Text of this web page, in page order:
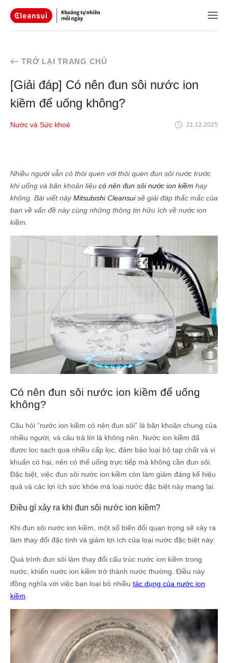
TRỞ LẠI TRANG CHỦ
[Giải đáp] Có nên đun sôi nước ion
kiềm để uống không?
Nước và Sức khoẻ 21.12.2025
Nhiều người vẫn có thói quen với thói quen đun sôi nước trước
khi uống và băn khoăn liệu có nên đun sôi nước ion kiềm hay
không. Bài viết nàyMitsubishi Cleansuisẽ giải đáp thắc mắc của
bạn về vấn đề này cùng những thông tin hữu ích về nước ion
kiềm.
Có nên đun sôi nước ion kiềm để uống
không?
Câu hỏi “nước ion kiềm có nên đun sôi” là băn khoăn chung của
nhiều người, và câu trả lời là không nên. Nước ion kiềm đã
được lọc sạch qua nhiều cấp lọc, đảm bảo loại bỏ tạp chất và vi
khuẩn có hại, nên có thể uống trực tiếp mà không cần đun sôi.
Đặc biệt, việc đun sôi nước ion kiềm còn làm giảm đáng kể hiệu
quả và các lợi ích sức khỏe mà loại nước đặc biệt này mang lại.
Điều gì xảy ra khi đun sôi nước ion kiềm?
Khi đun sôi nước ion kiềm, một số biến đổi quan trọng sẽ xảy ra
làm thay đổi đặc tính và giảm lợi ích của loại nước đặc biệt này:
Quá trình đun sôi làm thay đổi cấu trúc nước ion kiềm trong
nước, khiến nước ion kiềm trở thành nước thường. Điều này
đồng nghĩa với việc bạn loại bỏ nhiều tác dụng của nước ion
kiềm